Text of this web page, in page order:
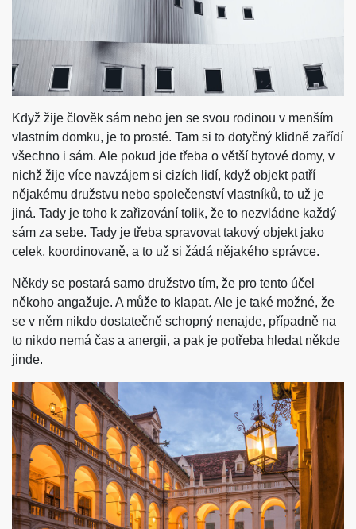
Když žije člověk sám nebo jen se svou rodinou v menším
vlastním domku, je to prosté. Tam si to dotyčný klidně zařídí
všechno i sám. Ale pokud jde třeba o větší bytové domy, v
nichž žije více navzájem si cizích lidí, když objekt patří
nějakému družstvu nebo společenství vlastníků, to už je
jiná. Tady je toho k zařizování tolik, že to nezvládne každý
sám za sebe. Tady je třeba spravovat takový objekt jako
celek, koordinovaně, a to už si žádá nějakého správce.
Někdy se postará samo družstvo tím, že pro tento účel
někoho angažuje. A může to klapat. Ale je také možné, že
se v něm nikdo dostatečně schopný nenajde, případně na
to nikdo nemá čas a anergii, a pak je potřeba hledat někde
jinde.